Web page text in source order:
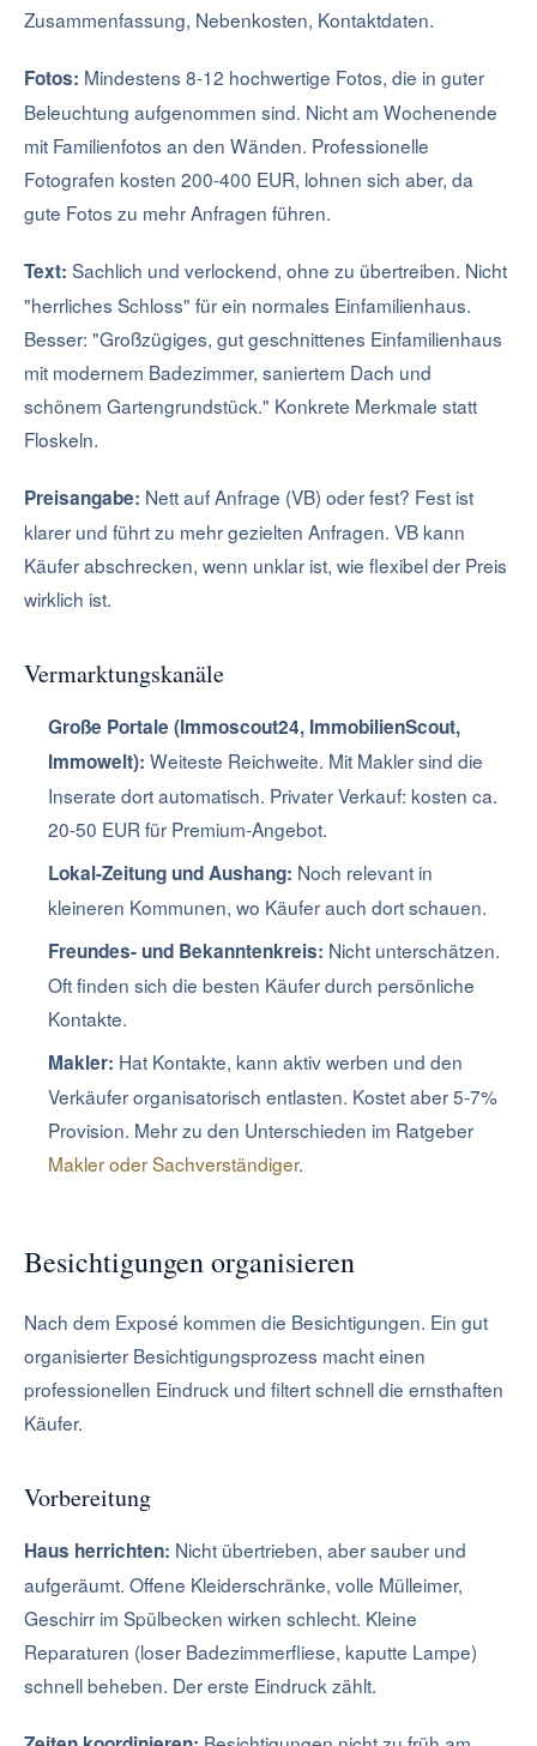
Zusammenfassung, Nebenkosten, Kontaktdaten.
Fotos: Mindestens 8-12 hochwertige Fotos, die in guter
Beleuchtung aufgenommen sind. Nicht am Wochenende
mit Familienfotos an den Wänden. Professionelle
Fotografen kosten 200-400 EUR, lohnen sich aber, da
gute Fotos zu mehr Anfragen führen.
Text: Sachlich und verlockend, ohne zu übertreiben. Nicht
"herrliches Schloss" für ein normales Einfamilienhaus.
Besser: "Großzügiges, gut geschnittenes Einfamilienhaus
mit modernem Badezimmer, saniertem Dach und
schönem Gartengrundstück." Konkrete Merkmale statt
Floskeln.
Preisangabe: Nett auf Anfrage (VB) oder fest? Fest ist
klarer und führt zu mehr gezielten Anfragen. VB kann
Käufer abschrecken, wenn unklar ist, wie flexibel der Preis
wirklich ist.
Vermarktungskanäle
Große Portale (Immoscout24, ImmobilienScout,
Immowelt): Weiteste Reichweite. Mit Makler sind die
Inserate dort automatisch. Privater Verkauf: kosten ca.
20-50 EUR für Premium-Angebot.
Lokal-Zeitung und Aushang: Noch relevant in
kleineren Kommunen, wo Käufer auch dort schauen.
Freundes- und Bekanntenkreis: Nicht unterschätzen.
Oft finden sich die besten Käufer durch persönliche
Kontakte.
Makler: Hat Kontakte, kann aktiv werben und den
Verkäufer organisatorisch entlasten. Kostet aber 5-7%
Provision. Mehr zu den Unterschieden im Ratgeber
Makler oder Sachverständiger.
Besichtigungen organisieren
Nach dem Exposé kommen die Besichtigungen. Ein gut
organisierter Besichtigungsprozess macht einen
professionellen Eindruck und filtert schnell die ernsthaften
Käufer.
Vorbereitung
Haus herrichten: Nicht übertrieben, aber sauber und
aufgeräumt. Offene Kleiderschränke, volle Mülleimer,
Geschirr im Spülbecken wirken schlecht. Kleine
Reparaturen (loser Badezimmerfliese, kaputte Lampe)
schnell beheben. Der erste Eindruck zählt.